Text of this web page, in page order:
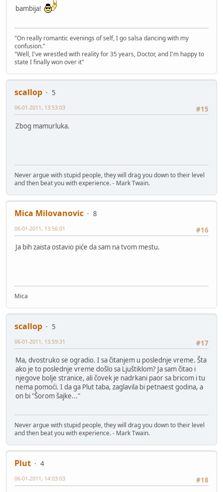
bambija!
"On really romantic evenings of self, I go salsa dancing with my
confusion."
"Well, I've wrestled with reality for 35 years, Doctor, and I'm happy to
state I finally won over it"
scallop
5
#15
06-01-2011, 13:53:03
Zbog mamurluka.
Never argue with stupid people, they will drag you down to their level
and then beat you with experience. - Mark Twain.
Mica Milovanovic
8
#16
06-01-2011, 13:56:01
Ja bih zaista ostavio piće da sam na tvom mestu.
Mica
scallop
5
#17
06-01-2011, 13:59:31
Ma, dvostruko se ogradio. I sa čitanjem u poslednje vreme. Šta
ako je to poslednje vreme došlo sa Ljuštiklom? Ja sam čitao i
njegove bolje stranice, ali čovek je nadrkani paor sa bricom i tu
nema pomoći. I da ga Plut taba, zaglavila bi petnaest godina, a
on bi "Šorom šajke..."
Never argue with stupid people, they will drag you down to their level
and then beat you with experience. - Mark Twain.
Plut
4
#18
06-01-2011, 14:03:03